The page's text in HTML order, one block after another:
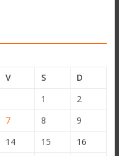
V S
D
1
2
7 8
9
14 15
16